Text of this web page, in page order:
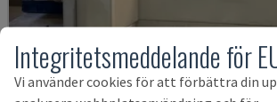
Integritetsmeddelande för
Vi använder cookies för att förbättra din